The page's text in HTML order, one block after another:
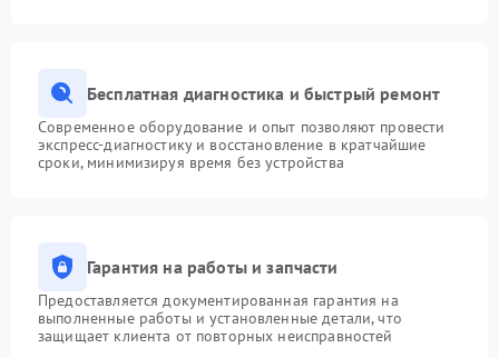
Бесплатная диагностика и быстрый ремонт
Современное оборудование и опыт позволяют провести
экспресс-диагностику и восстановление в кратчайшие
сроки, минимизируя время без устройства
Гарантия на работы и запчасти
Предоставляется документированная гарантия на
выполненные работы и установленные детали, что
защищает клиента от повторных неисправностей